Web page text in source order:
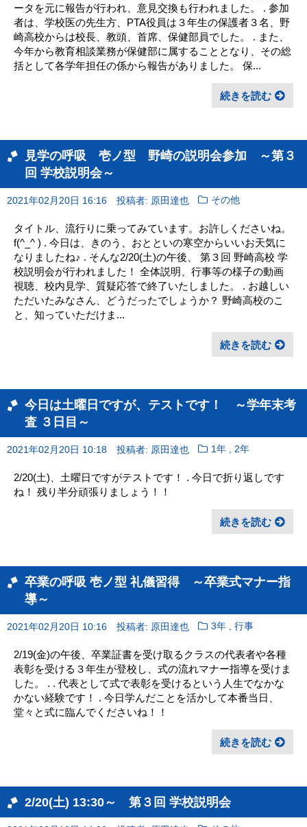
ータを元に報告が行われ、意見交換も行われました。 . 参加
者は、学校医の先生方、PTA役員は３年生の保護者３名、野
崎高校からは校長、教頭、首席、保健部員でした。 . また、
今年から教育相談業務が保健部に属することとなり、その総
括として各学年担任の係から報告がありました。 保...
続きを読む
見学の呼吸 壱ノ型 野崎の説明会参加 ～第３
回 学校説明会～
2021年02月20日 16:16 投稿者: 原田達也 その他
タイトル、流行りに乗ってみています。お許しくださいね。
f(^_^ ) . 今日は、きのう、おとといの寒空からいいお天気に
なりましたね♪ . そんな2/20(土)の午後、 第３回 野崎高校 学
校説明会が行われました！ 全体説明、行事等の様子の動画
視聴、校内見学、質疑応答で終了いたしました。 . お越しい
ただいたみなさん、どうだったでしょうか？ 野崎高校のこ
と、知っていただけま...
続きを読む
今日は土曜日ですが、テストです！ ～学年末考
査 ３日目～
2021年02月20日 10:18 投稿者: 原田達也 1年 ,2年
2/20(土)、土曜日ですがテストです！ . 今日で折り返しです
ね！ 残り半分頑張りましょう！！
続きを読む
卒業の呼吸 壱ノ型 礼儀習得 ～卒業式マナー指
導～
2021年02月20日 10:16 投稿者: 原田達也 3年 ,行事
2/19(金)の午後、卒業証書を受け取るクラスの代表者や各種
表彰を受ける３年生が登校し、式の流れマナー指導を受けま
した。 . . 代表として式で表彰を受けるという人生でなかな
かない経験です！ . 今日学んだことを活かして本番当日、
堂々と式に臨んでくださいね！！
続きを読む
2/20(土) 13:30～ 第３回 学校説明会